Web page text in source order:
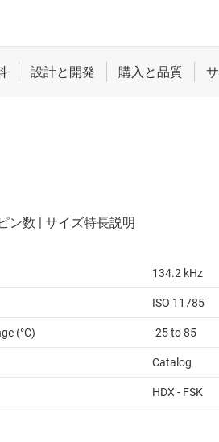
/ ウェハー サービス
134.2 kHz
ISO 11785
(°C) -25 to 85
Catalog
HDX - FSK